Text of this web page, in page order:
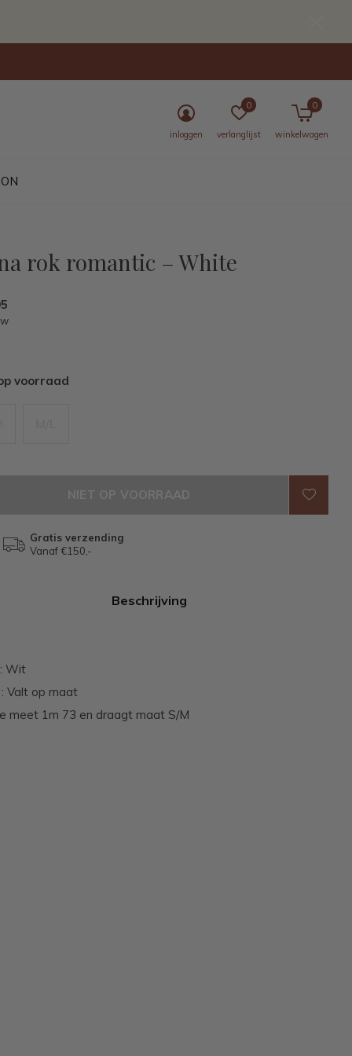
inloggen verlanglijst
0
winkelwagen
0
rok romantic – White
voorraad
NIET OP VOORRAAD
Gratis verzending
Vanaf €150,-
Beschrijving
Wit
Valt op maat
meet 1m 73 en draagt maat S/M